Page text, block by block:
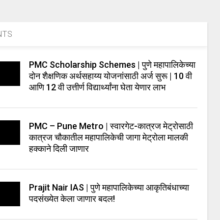
PMC Scholarship Schemes | पुणे महापालिकेच्या
दोन शैक्षणिक अर्थसहाय्य योजनांसाठी अर्ज सुरू | 10 वी
आणि 12 वी उत्तीर्ण विद्यार्थ्यांना घेता येणार लाभ
PMC – Pune Metro | स्वारगेट-कात्रज मेट्रोसाठी
कात्रज चौकातील महापालिकेची जागा मेट्रोला मालकी
हक्काने दिली जाणार
Prajit Nair IAS | पुणे महापालिकेच्या आकृतिबंधाच्या
पदसंख्येत केला जाणार बदल!